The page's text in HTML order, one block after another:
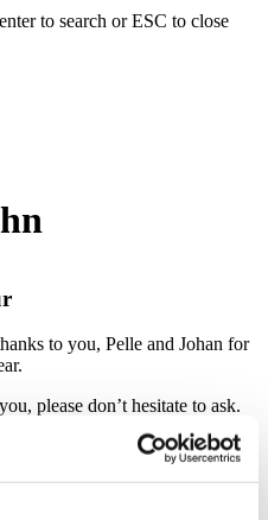
to search or ESC to close
to you, Pelle and Johan for
please don’t hesitate to ask.
send me a copy of his Rock
Ole Martin and I all think it
with a little taste of